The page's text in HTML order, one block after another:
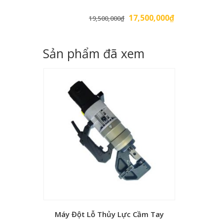
19,500,000₫ Giá
19,500,000₫.
17,500,000₫Giá
Sản phẩm đã xem
Máy Đột Lỗ Thủy Lực Cầm Tay